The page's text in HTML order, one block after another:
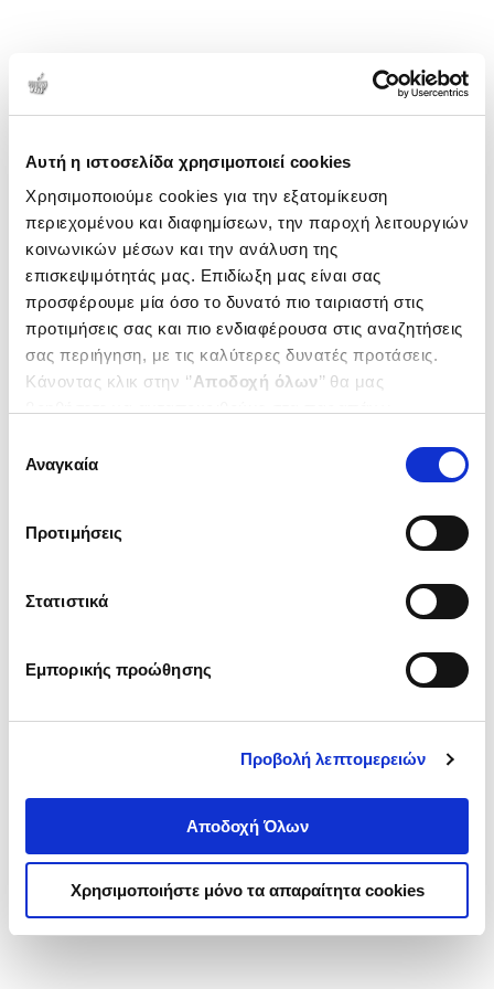
Αυτή η ιστοσελίδα χρησιμοποιεί cookies
Χρησιμοποιούμε cookies για την εξατομίκευση
περιεχομένου και διαφημίσεων, την παροχή λειτουργιών
κοινωνικών μέσων και την ανάλυση της
επισκεψιμότητάς μας. Επιδίωξη μας είναι σας
προσφέρουμε μία όσο το δυνατό πιο ταιριαστή στις
προτιμήσεις σας και πιο ενδιαφέρουσα στις αναζητήσεις
σας περιήγηση, με τις καλύτερες δυνατές προτάσεις.
Κάνοντας κλικ στην ‘’Αποδοχή όλων’’ θα μας
ενδιαφέρουν και να επιλέξετε από τα παρακάτω με την
΄΄και να ενημερωθείτε σχετικά με
συγκατάθεσης
Αναγκαία
Προτιμήσεις
Στατιστικά
Εμπορικής προώθησης
Προβολή λεπτομερειών
Αποδοχή Όλων
Χρησιμοποιήστε μόνο τα απαραίτητα cookies